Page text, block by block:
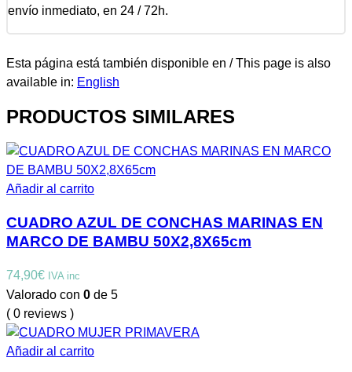
envío inmediato, en 24 / 72h.
Esta página está también disponible en / This page is also
available in: English
PRODUCTOS SIMILARES
Añadir al carrito
CUADRO AZUL DE CONCHAS MARINAS EN
MARCO DE BAMBU 50X2,8X65cm
74,90€ IVA inc
Valorado con 0 de 5
( 0 reviews )
Añadir al carrito